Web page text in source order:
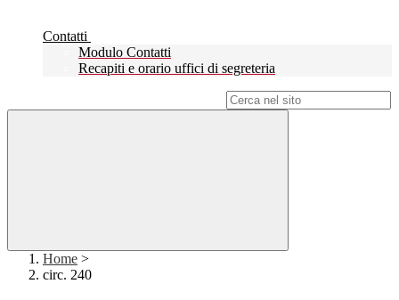
Contatti
Modulo Contatti
Recapiti e orario uffici di segreteria
Home >
circ. 240